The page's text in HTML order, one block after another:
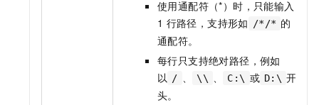
使用通配符（*）时，只能输入
1 行路径，支持形如 /*/* 的
通配符。
每行只支持绝对路径，例如
以
/ \\ C:\ 或 D:\ 开
头。